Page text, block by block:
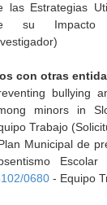
las Estrategias
su
con otras
bullying
minors in
Trabajo
Municipal de
Escolar
0680- Equipo